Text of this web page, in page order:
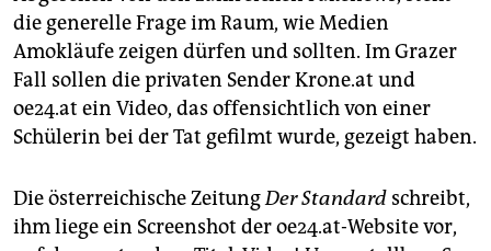
die generelle Frage im Raum, wie Medien
Amokläufe zeigen dürfen und sollten. Im Grazer
Fall sollen die privaten Sender Krone.at und
oe24.at ein Video, das offensichtlich von einer
Schülerin bei der Tat gefilmt wurde, gezeigt haben.
Die österreichische ZeitungDer Standard schreibt,
ihm liege ein Screenshot der oe24.at-Website vor,